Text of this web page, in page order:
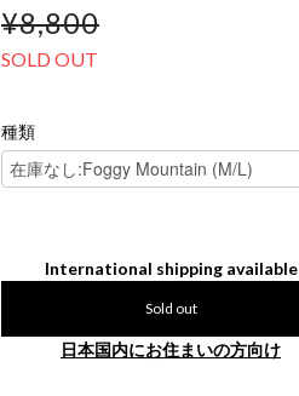
¥8,800
SOLD OUT
種類
International shipping available
Sold out
日本国内にお住まいの方向け